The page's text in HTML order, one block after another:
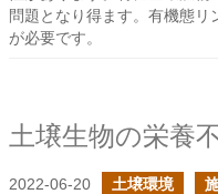
問題となり得ます。有機態
が必要です。
土壌生物の栄養
2022-06-20 土壌環境